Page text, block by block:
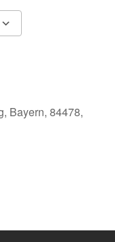
Bayern, 84478,